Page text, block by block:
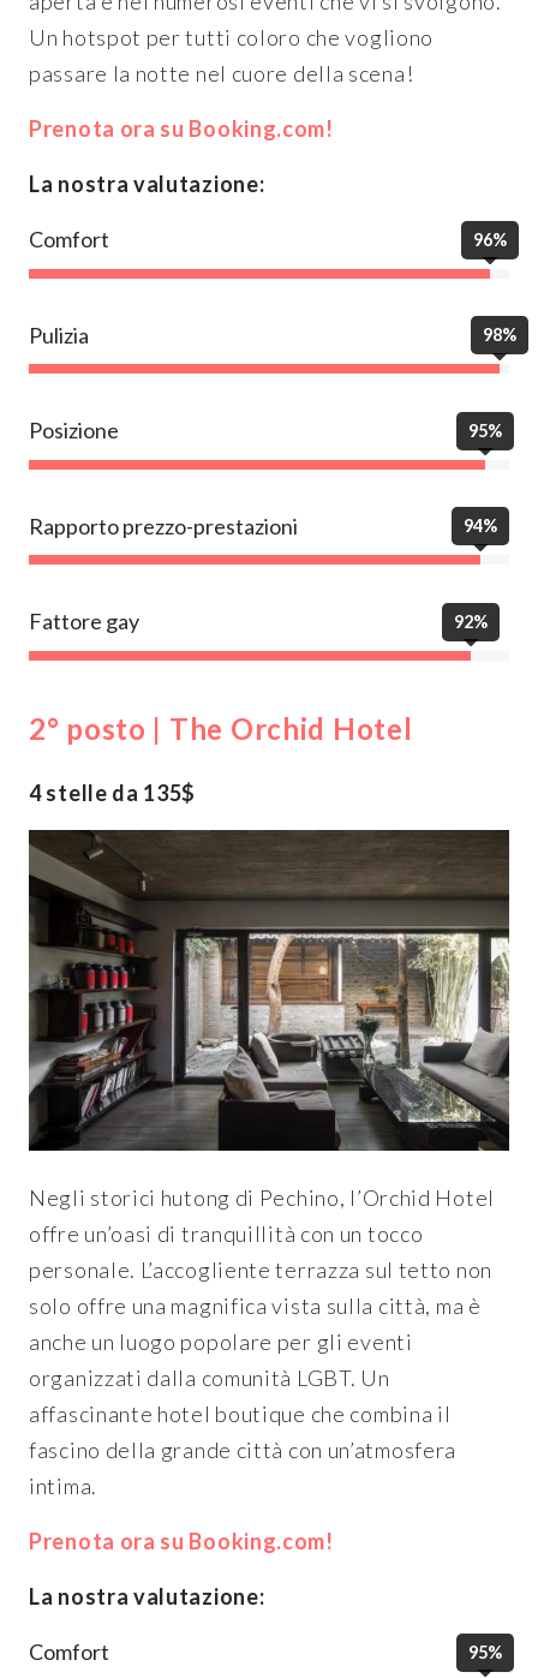
Un hotspot per tutti coloro che vogliono
passare la notte nel cuore della scena!
Prenota ora su Booking.com!
La nostra valutazione:
Comfort 96%
Pulizia 98%
Posizione 95%
Rapporto prezzo-prestazioni 94%
Fattore gay 92%
2° posto | The Orchid Hotel
4 stelle da 135$
Negli storici hutong di Pechino, l’Orchid Hotel
offre un’oasi di tranquillità con un tocco
personale. L’accogliente terrazza sul tetto non
solo offre una magnifica vista sulla città, ma è
anche un luogo popolare per gli eventi
organizzati dalla comunità LGBT. Un
affascinante hotel boutique che combina il
fascino della grande città con un’atmosfera
intima.
Prenota ora su Booking.com!
La nostra valutazione:
Comfort 95%